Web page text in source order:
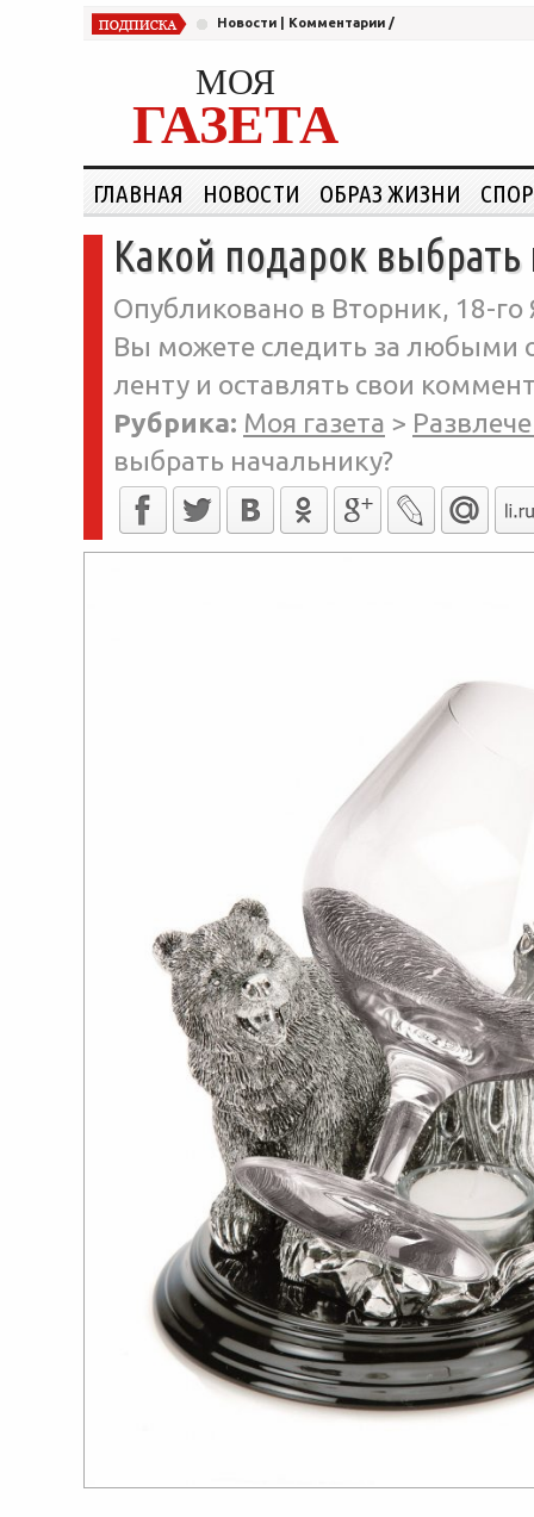
Новости Комментарии /
МОЯ
ГАЗЕТА
ГЛАВНАЯ НОВОСТИ ОБРАЗ ЖИЗНИ
Какой подарок выбрать
Опубликовано в Вторник, 18-го
Вы можете следить за любыми
ленту и оставлять свои
Рубрика: Моя газета >
выбрать начальнику?